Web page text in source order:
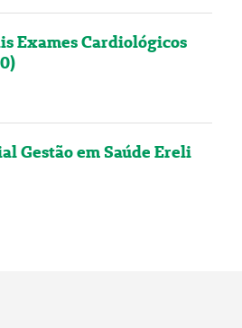
Exames Cardiológicos
Gestão em Saúde Ereli